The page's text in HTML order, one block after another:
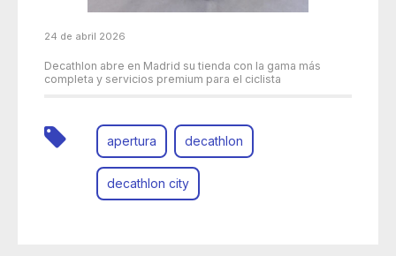
24 de abril 2026
Decathlon abre en Madrid su tienda con la gama más
completa y servicios premium para el ciclista
apertura decathlon
decathlon city